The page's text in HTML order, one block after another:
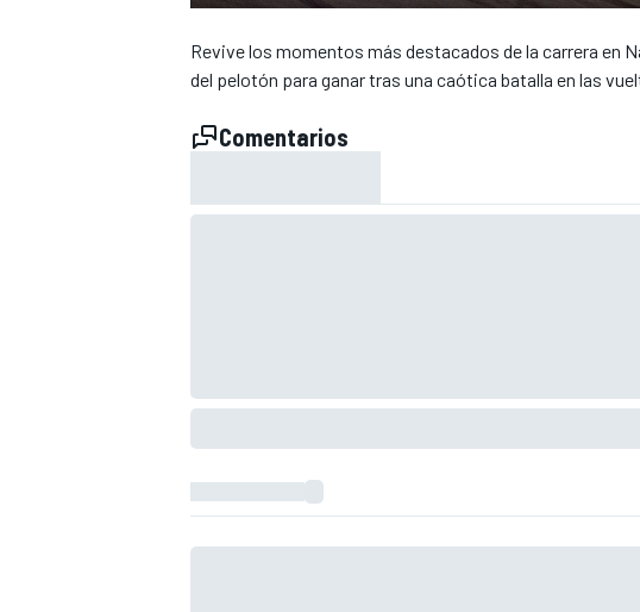
NASCAR CUP
FÓRMULA E
Revive los momentos más destacados de la carrera en
del pelotón para ganar tras una caótica batalla en las
Comentarios